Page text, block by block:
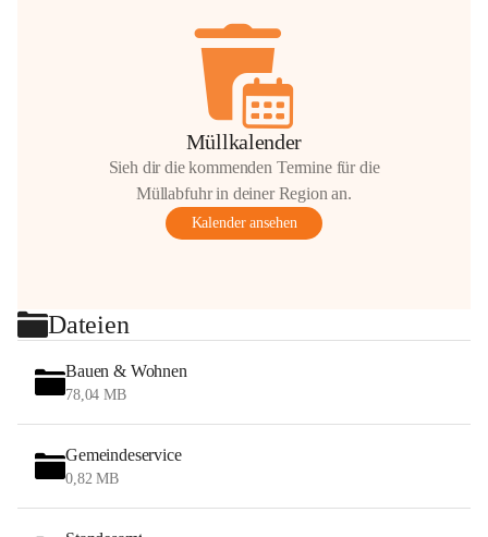
Müllkalender
Sieh dir die kommenden Termine für die
Müllabfuhr in deiner Region an.
Kalender ansehen
Dateien
Bauen & Wohnen
78,04 MB
Gemeindeservice
0,82 MB